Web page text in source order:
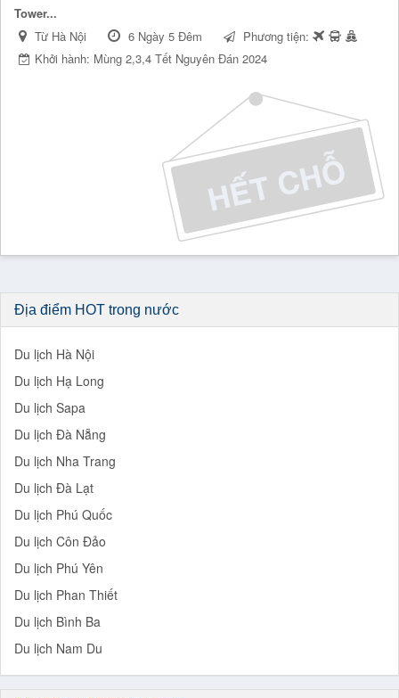
Tower...
Từ Hà Nội
6 Ngày 5 Đêm
Phương tiện:
Khởi hành: Mùng 2,3,4 Tết Nguyên Đán 2024
Địa điểm HOT trong nước
Du lịch Hà Nội
Du lịch Hạ Long
Du lịch Sapa
Du lịch Đà Nẵng
Du lịch Nha Trang
Du lịch Đà Lạt
Du lịch Phú Quốc
Du lịch Côn Đảo
Du lịch Phú Yên
Du lịch Phan Thiết
Du lịch Bình Ba
Du lịch Nam Du